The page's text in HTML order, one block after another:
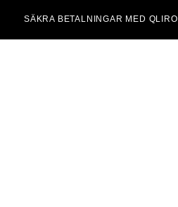
SÄKRA BETALNINGAR MED QLIRO